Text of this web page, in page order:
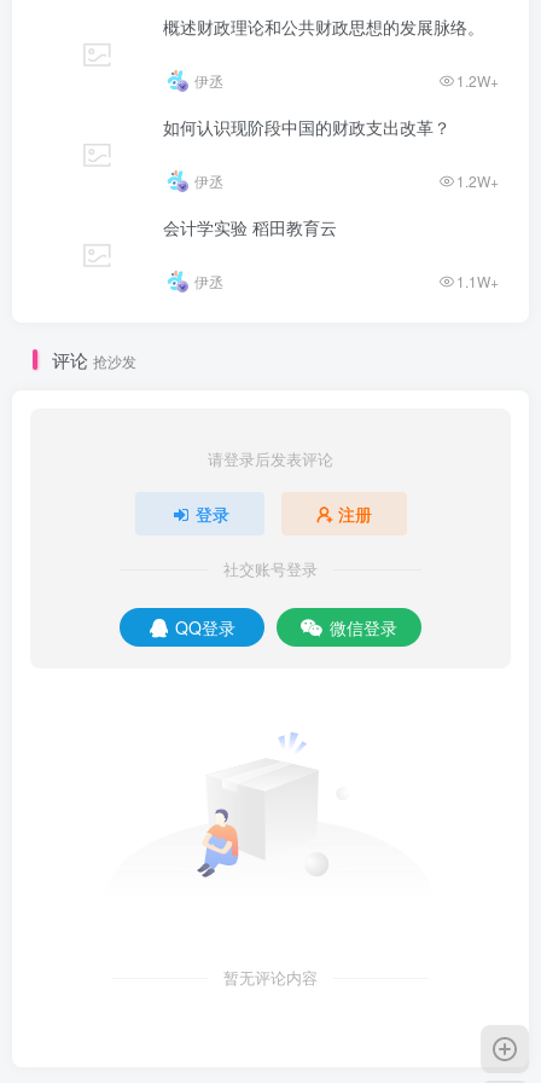
概述财政理论和公共财政思想的发展脉络。
伊丞 1.2W+
如何认识现阶段中国的财政支出改革？
伊丞 1.2W+
会计学实验 稻田教育云
伊丞 1.1W+
评论 抢沙发
请登录后发表评论
登录 注册
社交账号登录
QQ登录 微信登录
暂无评论内容